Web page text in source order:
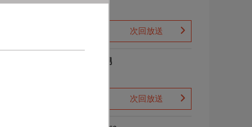
次回放送
ザ・森男
次回放送